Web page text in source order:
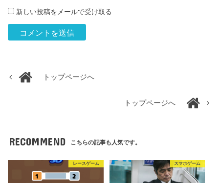
新しい投稿をメールで受け取る
トップページへ
トップページへ
RECOMMEND こちらの記事も人気です。
レースゲーム スマホゲーム